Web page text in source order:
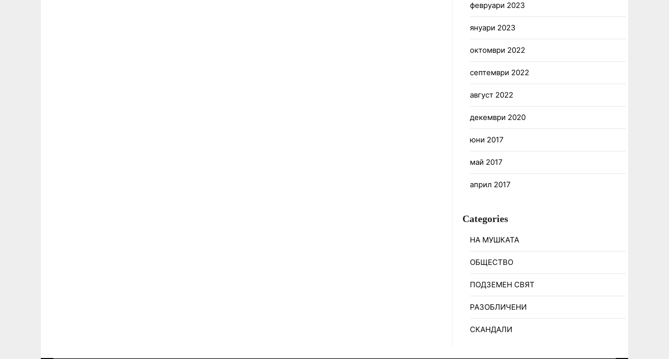
февруари 2023
януари 2023
октомври 2022
септември 2022
август 2022
декември 2020
юни 2017
май 2017
април 2017
Categories
НА МУШКАТА
ОБЩЕСТВО
ПОДЗЕМЕН СВЯТ
РАЗОБЛИЧЕНИ
СКАНДАЛИ